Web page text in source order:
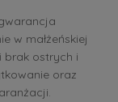
w małżeńskiej
brak ostrych i
oraz